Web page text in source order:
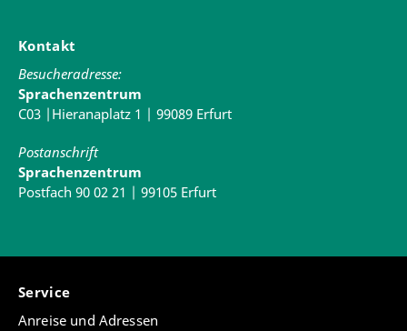
Kontakt
Besucheradresse:
Sprachenzentrum
C03 |Hieranaplatz 1 | 99089 Erfurt
Postanschrift
Sprachenzentrum
Postfach 90 02 21 | 99105 Erfurt
Service
Anreise und Adressen